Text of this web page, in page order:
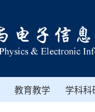
教育教学 学科科